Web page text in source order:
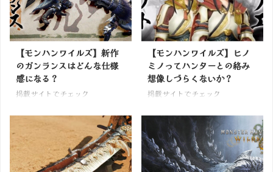
【モンハンワイルズ】新作
のガンランスはどんな仕様
感になる？
掲載サイトでチェック
【モンハンワイルズ】ヒノ
ミノってハンターとの絡み
想像しづらくないか？
掲載サイトでチェック